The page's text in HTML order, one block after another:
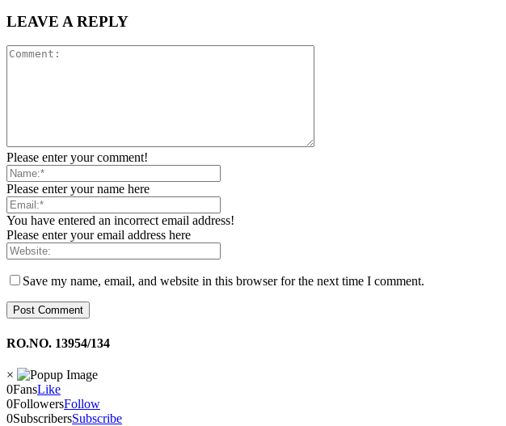
LEAVE A REPLY
Please enter your comment!
Please enter your name here
You have entered an incorrect email address!
Please enter your email address here
Save my name, email, and website in this browser for the next time I comment.
RO.NO. 13954/134
×
0FansLike
0FollowersFollow
0SubscribersSubscribe